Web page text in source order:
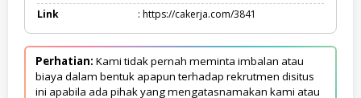
Link
: https://cakerja.com/3841
Perhatian: Kami tidak pernah meminta imbalan atau
biaya dalam bentuk apapun terhadap rekrutmen disitus
ini apabila ada pihak yang mengatasnamakan kami atau